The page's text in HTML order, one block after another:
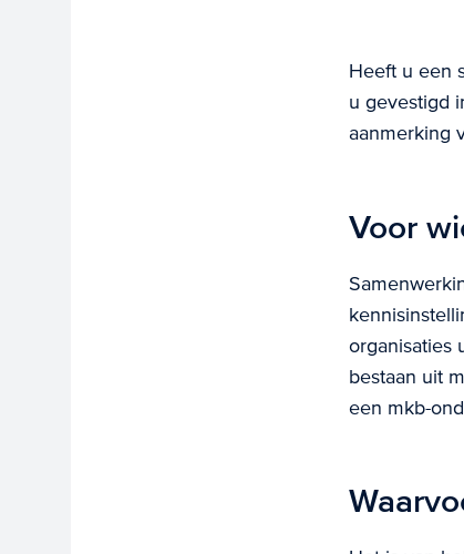
Heeft u een
u gevestigd
aanmerking
Voor
organisaties
bestaan uit
een mkb-